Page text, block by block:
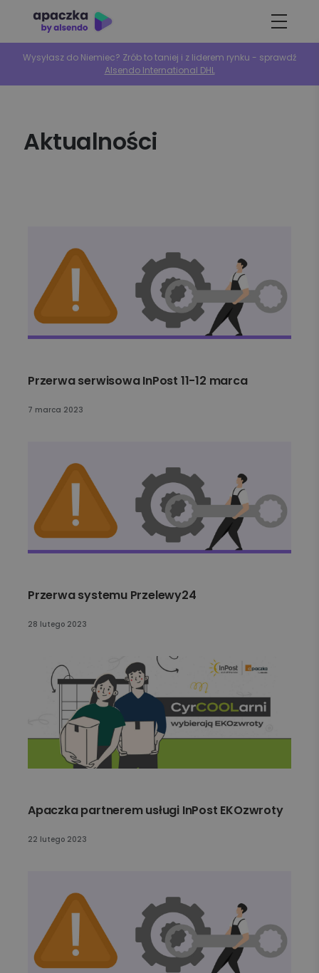
Wysyłasz do Niemiec? Zrób to taniej i z liderem rynku - sprawdź
Alsendo International DHL
Aktualności
Przerwa serwisowa InPost 11-12 marca
7 marca 2023
Przerwa systemu Przelewy24
28 lutego 2023
Apaczka partnerem usługi InPost EKOzwroty
22 lutego 2023